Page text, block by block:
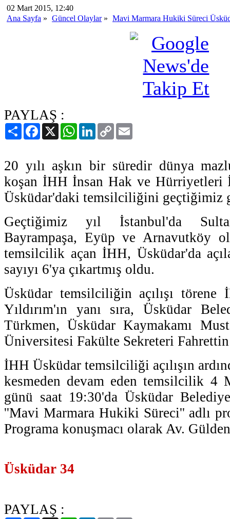
02 Mart 2015, 12:40
Ana Sayfa » Güncel Olaylar» Mavi Marmara Hukiki Süreci
PAYLAŞ :
PaylaşFacebook
X WhatsAppLinkedIn
Copy
Link
20 yılı aşkın bir süredir dünya
koşan İHH İnsan Hak ve Hürriyetleri
Üsküdar'daki temsilciliğini geçtiğimiz
Geçtiğimiz yıl İstanbul'da
Bayrampaşa, Eyüp ve Arnavutköy
temsilcilik açan İHH, Üsküdar'da
sayıyı 6'ya çıkartmış oldu.
Üsküdar temsilciliğin açılışı törene
Yıldırım'ın yanı sıra, Üsküdar
Türkmen, Üsküdar Kaymakamı
Üniversitesi Fakülte Sekreteri Fahrettin
İHH Üsküdar temsilciliği açılışın
kesmeden devam eden temsilcilik 4
günü saat 19:30'da Üsküdar
''Mavi Marmara Hukiki Süreci'' adlı
Programa konuşmacı olarak Av.
Üsküdar 34
PAYLAŞ :